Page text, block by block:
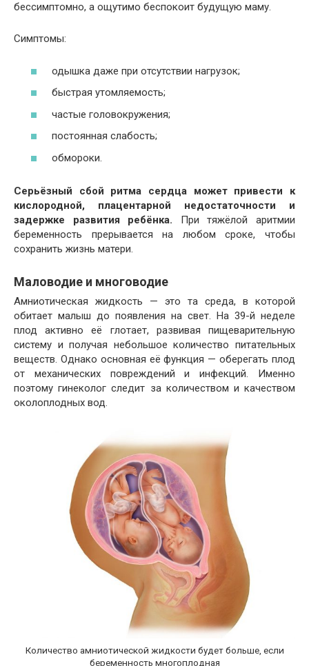
бессимптомно, а ощутимо беспокоит будущую маму.
Симптомы:
одышка даже при отсутствии нагрузок;
быстрая утомляемость;
частые головокружения;
постоянная слабость;
обмороки.
Серьёзный сбой ритма сердца может привести к
кислородной, плацентарной недостаточности и
задержке развития ребёнка. При тяжёлой аритмии
беременность прерывается на любом сроке, чтобы
сохранить жизнь матери.
Маловодие и многоводие
Амниотическая жидкость — это та среда, в которой
обитает малыш до появления на свет. На 39-й неделе
плод активно её глотает, развивая пищеварительную
систему и получая небольшое количество питательных
веществ. Однако основная её функция — оберегать плод
от механических повреждений и инфекций. Именно
поэтому гинеколог следит за количеством и качеством
околоплодных вод.
Количество амниотической жидкости будет больше, если
беременность многоплодная